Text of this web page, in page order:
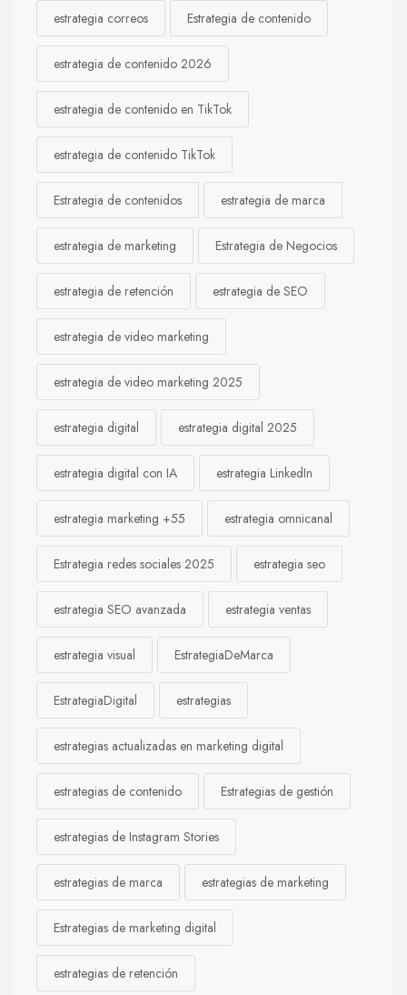
estrategia correos Estrategia de contenido
estrategia de contenido 2026
estrategia de contenido en TikTok
estrategia de contenido TikTok
Estrategia de contenidos estrategia de marca
estrategia de marketing Estrategia de Negocios
estrategia de retención estrategia de SEO
estrategia de video marketing
estrategia de video marketing 2025
estrategia digital estrategia digital 2025
estrategia digital con IA estrategia LinkedIn
estrategia marketing +55 estrategia omnicanal
Estrategia redes sociales 2025 estrategia seo
estrategia SEO avanzada estrategia ventas
estrategia visual EstrategiaDeMarca
EstrategiaDigital estrategias
estrategias actualizadas en marketing digital
estrategias de contenido Estrategias de gestión
estrategias de Instagram Stories
estrategias de marca estrategias de marketing
Estrategias de marketing digital
estrategias de retención